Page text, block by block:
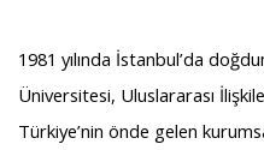
1981 yılında İstanbul’da
Üniversitesi, Uluslararası
Türkiye’nin önde gelen